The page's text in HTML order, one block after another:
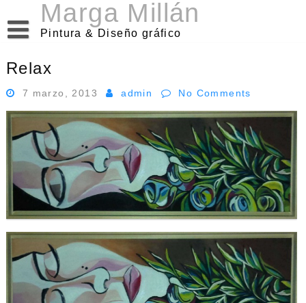
to
content
Marga Millán
Pintura & Diseño gráfico
Relax
7 marzo, 2013 admin No Comments